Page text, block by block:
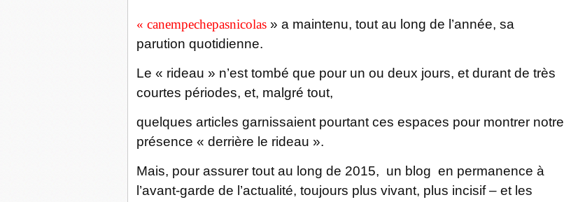
« canempechepasnicolas » a maintenu, tout au long de l’année, sa
parution quotidienne.
Le « rideau » n’est tombé que pour un ou deux jours, et durant de très
courtes périodes, et, malgré tout,
quelques articles garnissaient pourtant ces espaces pour montrer notre
présence « derrière le rideau ».
Mais, pour assurer tout au long de 2015, un blog en permanence à
l’avant-garde de l’actualité, toujours plus vivant, plus incisif – et les